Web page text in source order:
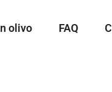
olivo FAQ